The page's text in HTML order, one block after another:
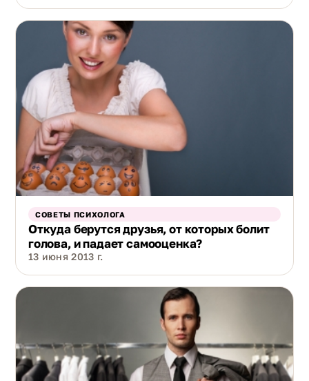
СОВЕТЫ ПСИХОЛОГА
Откуда берутся друзья, от которых болит
голова, и падает самооценка?
13 июня 2013 г.